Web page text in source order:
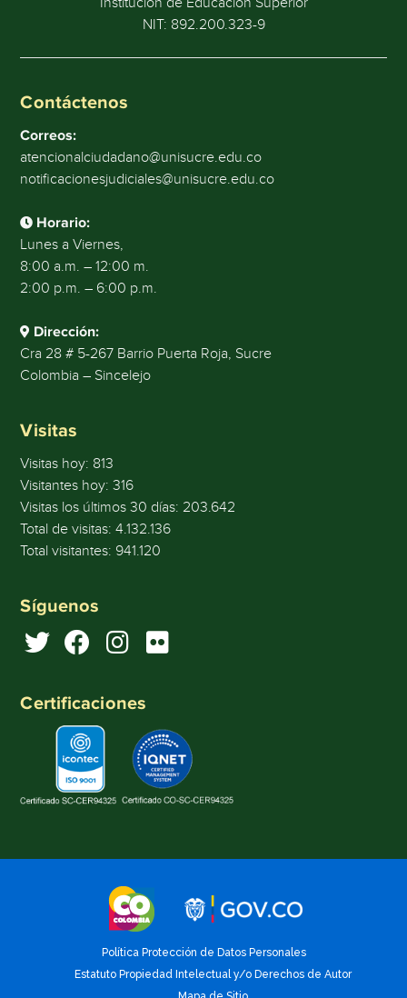
NIT: 892.200.323-9
Contáctenos
Correos:
atencionalciudadano@unisucre.edu.co
notificacionesjudiciales@unisucre.edu.co
Horario:
Lunes a Viernes,
8:00 a.m. – 12:00 m.
2:00 p.m. – 6:00 p.m.
Dirección:
Cra 28 # 5-267 Barrio Puerta Roja, Sucre
Colombia – Sincelejo
Visitas
Visitas hoy: 813
Visitantes hoy:316
Visitas los últimos 30 días: 203.642
Total de visitas:4.132.136
Total visitantes: 941.120
Síguenos
Certificaciones
Política Protección de Datos Personales
Estatuto Propiedad Intelectual y/o Derechos de Autor